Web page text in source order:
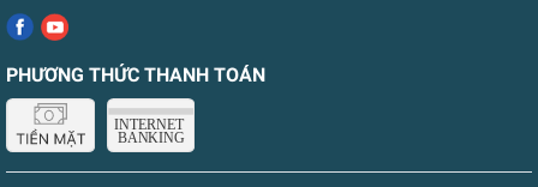
PHƯƠNG THỨC THANH TOÁN